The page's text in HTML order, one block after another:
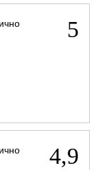
5
4,9